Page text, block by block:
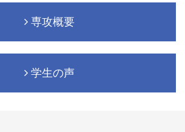
専攻概要
学生の声